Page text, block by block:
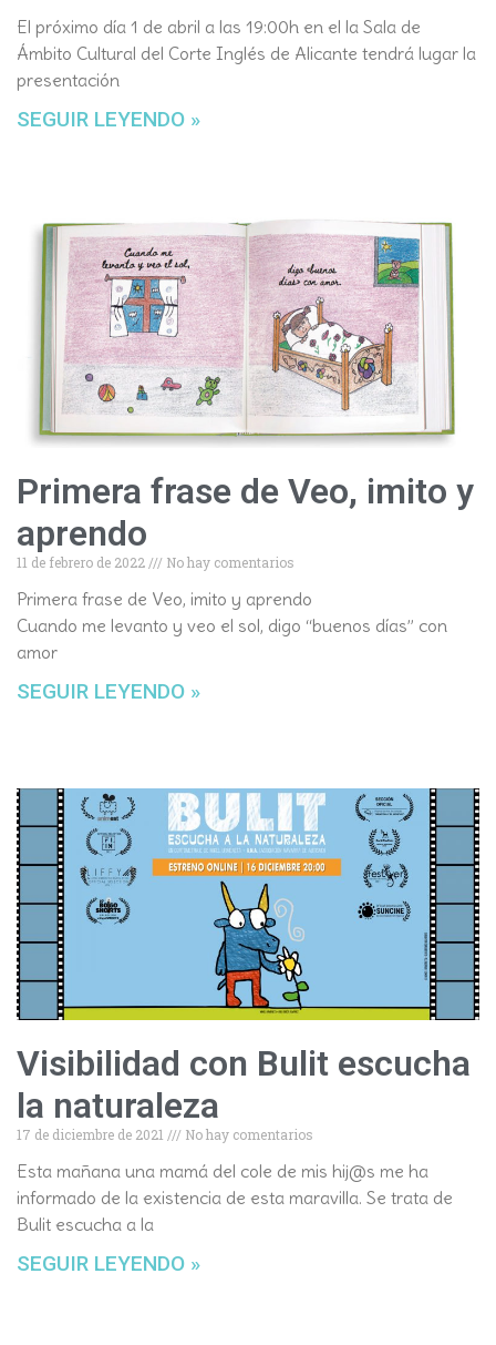
El próximo día 1 de abril a las 19:00h en el la Sala de
Ámbito Cultural del Corte Inglés de Alicante tendrá lugar la
presentación
SEGUIR LEYENDO »
Primera frase de Veo, imito y
aprendo
11 de febrero de 2022 No hay comentarios
Primera frase de Veo, imito y aprendo
Cuando me levanto y veo el sol, digo “buenos días” con
amor
SEGUIR LEYENDO »
Visibilidad con Bulit escucha
la naturaleza
17 de diciembre de 2021 No hay comentarios
Esta mañana una mamá del cole de mis hij@s me ha
informado de la existencia de esta maravilla. Se trata de
Bulit escucha a la
SEGUIR LEYENDO »